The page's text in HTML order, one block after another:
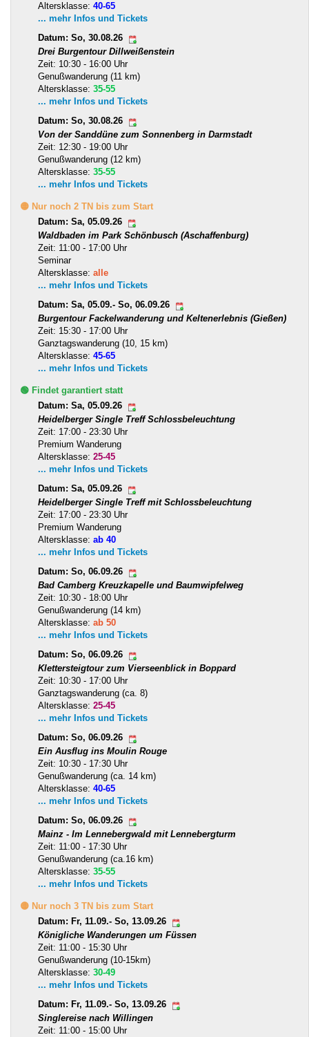
Altersklasse: 40-65
... mehr Infos und Tickets
Datum: So, 30.08.26
Drei Burgentour Dillweißenstein
Zeit: 10:30 - 16:00 Uhr
Genußwanderung (11 km)
Altersklasse: 35-55
... mehr Infos und Tickets
Datum: So, 30.08.26
Von der Sanddüne zum Sonnenberg in Darmstadt
Zeit: 12:30 - 19:00 Uhr
Genußwanderung (12 km)
Altersklasse: 35-55
... mehr Infos und Tickets
🟡 Nur noch 2 TN bis zum Start
Datum: Sa, 05.09.26
Waldbaden im Park Schönbusch (Aschaffenburg)
Zeit: 11:00 - 17:00 Uhr
Seminar
Altersklasse: alle
... mehr Infos und Tickets
Datum: Sa, 05.09.- So, 06.09.26
Burgentour Fackelwanderung und Keltenerlebnis (Gießen)
Zeit: 15:30 - 17:00 Uhr
Ganztagswanderung (10, 15 km)
Altersklasse: 45-65
... mehr Infos und Tickets
🟢 Findet garantiert statt
Datum: Sa, 05.09.26
Heidelberger Single Treff Schlossbeleuchtung
Zeit: 17:00 - 23:30 Uhr
Premium Wanderung
Altersklasse: 25-45
... mehr Infos und Tickets
Datum: Sa, 05.09.26
Heidelberger Single Treff mit Schlossbeleuchtung
Zeit: 17:00 - 23:30 Uhr
Premium Wanderung
Altersklasse: ab 40
... mehr Infos und Tickets
Datum: So, 06.09.26
Bad Camberg Kreuzkapelle und Baumwipfelweg
Zeit: 10:30 - 18:00 Uhr
Genußwanderung (14 km)
Altersklasse: ab 50
... mehr Infos und Tickets
Datum: So, 06.09.26
Klettersteigtour zum Vierseenblick in Boppard
Zeit: 10:30 - 17:00 Uhr
Ganztagswanderung (ca. 8)
Altersklasse: 25-45
... mehr Infos und Tickets
Datum: So, 06.09.26
Ein Ausflug ins Moulin Rouge
Zeit: 10:30 - 17:30 Uhr
Genußwanderung (ca. 14 km)
Altersklasse: 40-65
... mehr Infos und Tickets
Datum: So, 06.09.26
Mainz - Im Lennebergwald mit Lennebergturm
Zeit: 11:00 - 17:30 Uhr
Genußwanderung (ca.16 km)
Altersklasse: 35-55
... mehr Infos und Tickets
🟡 Nur noch 3 TN bis zum Start
Datum: Fr, 11.09.- So, 13.09.26
Königliche Wanderungen um Füssen
Zeit: 11:00 - 15:30 Uhr
Genußwanderung (10-15km)
Altersklasse: 30-49
... mehr Infos und Tickets
Datum: Fr, 11.09.- So, 13.09.26
Singlereise nach Willingen
Zeit: 11:00 - 15:00 Uhr